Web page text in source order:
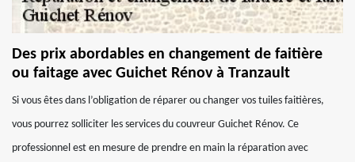
Des prix abordables en changement de faitière
ou faitage avec Guichet Rénov à Tranzault
Si vous êtes dans l’obligation de réparer ou changer vos tuiles faitières,
vous pourrez solliciter les services du couvreur Guichet Rénov. Ce
professionnel est en mesure de prendre en main la réparation avec